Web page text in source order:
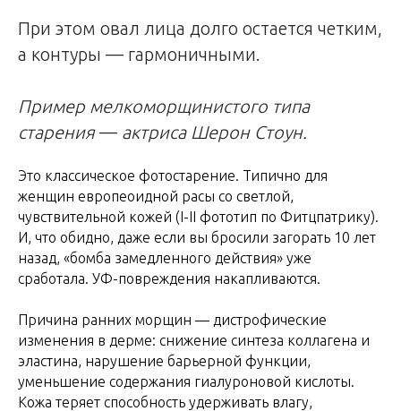
При этом овал лица долго остается четким,
а контуры — гармоничными.
Пример мелкоморщинистого типа
старения— актриса Шерон Стоун.
Это классическое фотостарение. Типично для
женщин европеоидной расы со светлой,
чувствительной кожей (I-II фототип по Фитцпатрику).
И, что обидно, даже если вы бросили загорать 10 лет
назад, «бомба замедленного действия» уже
сработала. УФ-повреждения накапливаются.
Причина ранних морщин — дистрофические
изменения в дерме: снижение синтеза коллагена и
эластина, нарушение барьерной функции,
уменьшение содержания гиалуроновой кислоты.
Кожа теряет способность удерживать влагу,